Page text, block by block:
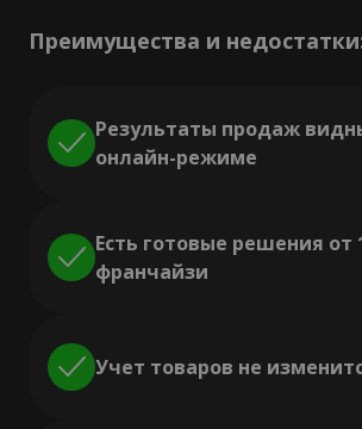
Преимущества и
Результаты продаж
онлайн-режиме
Есть готовые решения от
франчайзи
Учет товаров не